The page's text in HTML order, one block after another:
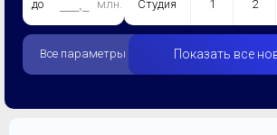
до млн. Студия 1 2
Все параметры Показать все